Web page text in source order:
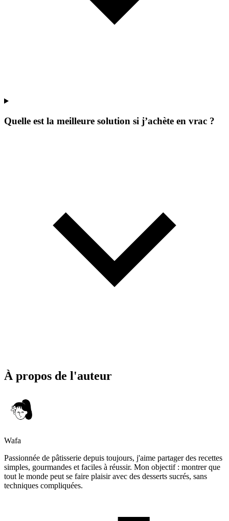
Quelle est la meilleure solution si j’achète en vrac ?
À propos de l'auteur
Wafa
Passionnée de pâtisserie depuis toujours, j'aime partager des recettes
simples, gourmandes et faciles à réussir. Mon objectif : montrer que
tout le monde peut se faire plaisir avec des desserts sucrés, sans
techniques compliquées.